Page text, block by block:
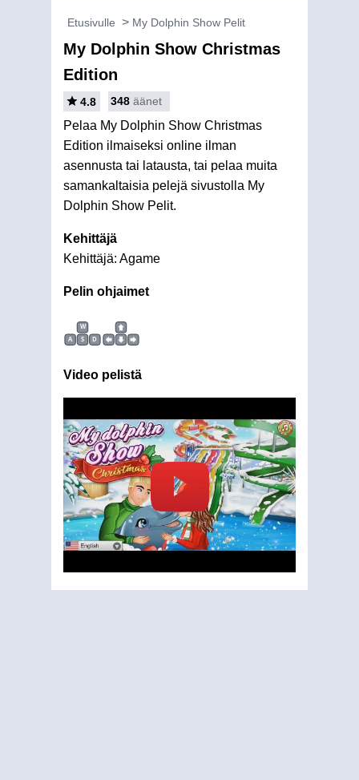
Etusivulle My Dolphin Show Pelit
My Dolphin Show Christmas
Edition
4.8 348 äänet
Pelaa My Dolphin Show Christmas
Edition ilmaiseksi online ilman
asennusta tai latausta, tai pelaa muita
samankaltaisia pelejä sivustolla My
Dolphin Show Pelit.
Kehittäjä
Kehittäjä: Agame
Pelin ohjaimet
W
A
S D
Video pelistä